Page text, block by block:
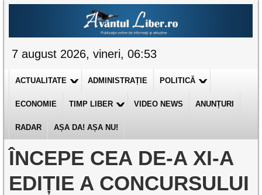
7 august 2026, vineri, 06:53
ACTUALITATE ADMINISTRAȚIE POLITICĂ
ECONOMIE TIMP LIBER VIDEO NEWS ANUNȚURI
RADAR AȘA DA! AȘA NU!
ÎNCEPE CEA DE-A XI-A
EDIȚIE A CONCURSULUI